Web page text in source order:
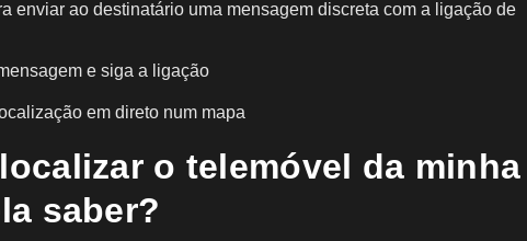
enviar ao destinatário uma mensagem discreta com a ligação de
e siga a ligação
em direto num mapa
o telemóvel da minha
saber?